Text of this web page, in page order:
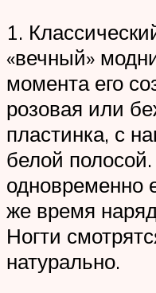
1.
«вечный»
момента его
розовая или
пластинка, с
белой
одновременно
же время
Ногти
натурально.